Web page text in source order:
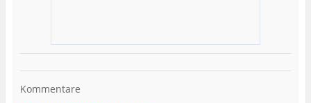
Kommentare